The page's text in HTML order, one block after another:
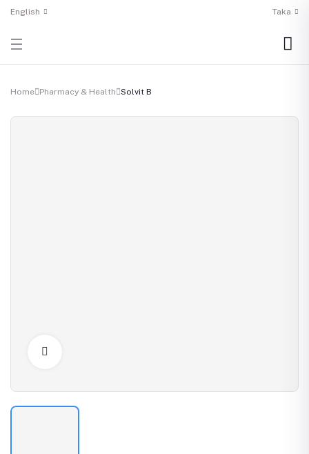
English Taka
Home Pharmacy & Health Solvit B